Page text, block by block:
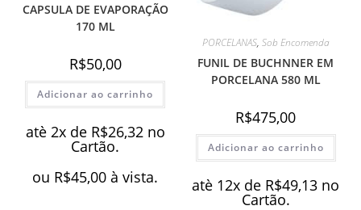
CAPSULA DE EVAPORAÇÃO
170 ML
R$50,00
Adicionar ao carrinho
atè 2x de R$26,32 no
Cartão.
ou R$45,00 à vista.
PORCELANAS, Sob Encomenda
FUNIL DE BUCHNNER EM
PORCELANA 580 ML
R$475,00
Adicionar ao carrinho
atè 12x de R$49,13 no
Cartão.